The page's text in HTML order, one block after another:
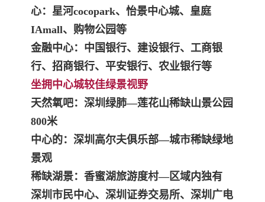
心：星河cocopark、怡景中心城、皇庭
IAmall、购物公园等
金融中心：中国银行、建设银行、工商银
行、招商银行、平安银行、农业银行等
坐拥中心城较佳绿景视野
天然氧吧：深圳绿肺—莲花山稀缺山景公园
800米
中心的：深圳高尔夫俱乐部—城市稀缺绿地
景观
稀缺湖景：香蜜湖旅游度村—区域内独有
深圳市民中心、深圳证券交易所、深圳广电